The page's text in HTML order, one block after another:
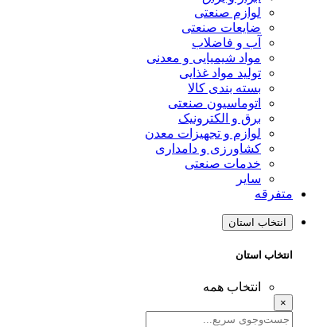
لوازم صنعتی
ضایعات صنعتی
آب و فاضلاب
مواد شیمیایی و معدنی
تولید مواد غذایی
بسته بندی کالا
اتوماسیون صنعتی
برق و الکترونیک
لوازم و تجهیزات معدن
کشاورزی و دامداری
خدمات صنعتی
سایر
متفرقه
انتخاب استان
انتخاب استان
انتخاب همه
×